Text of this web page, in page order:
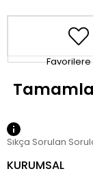
Favorilere
Sıkça Sorulan
KURUMSAL